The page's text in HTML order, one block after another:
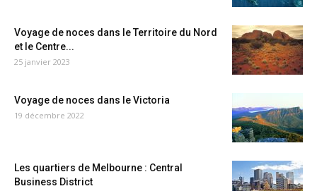
Voyage de noces dans le Territoire du Nord
et le Centre...
25 janvier 2023
Voyage de noces dans le Victoria
19 décembre 2022
Les quartiers de Melbourne : Central
Business District